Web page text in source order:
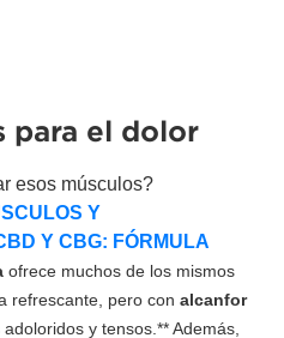
para el dolor
esos músculos?
Y
Y CBG: FÓRMULA
ofrece muchos de los mismos
refrescante, pero con alcanfor
y tensos.** Además,